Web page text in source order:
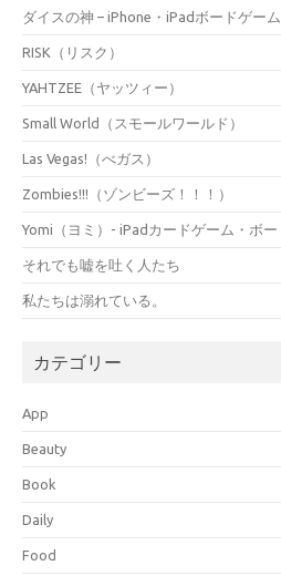
ダイスの神 – iPhone・iPadボードゲー
RISK（リスク）
YAHTZEE（ヤッツィー）
Small World（スモールワールド）
Las Vegas!（べガス）
Zombies!!!（ゾンビーズ！！！）
Yomi（ヨミ）- iPadカードゲーム・ボー
それでも嘘を吐く人たち
私たちは溺れている。
カテゴリー
App
Beauty
Book
Daily
Food